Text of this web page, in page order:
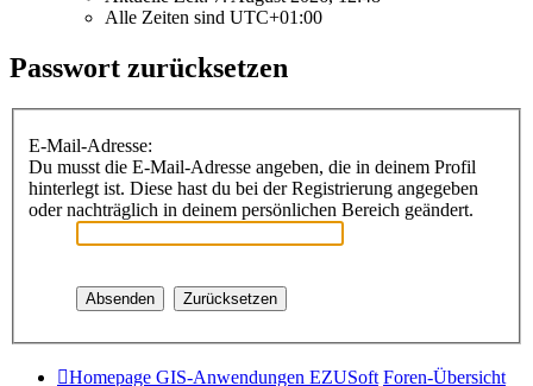
Alle Zeiten sind UTC+01:00
Passwort zurücksetzen
E-Mail-Adresse:
Du musst die E-Mail-Adresse angeben, die in deinem Profil
hinterlegt ist. Diese hast du bei der Registrierung angegeben
oder nachträglich in deinem persönlichen Bereich geändert.
Homepage GIS-Anwendungen EZUSoft Foren-Übersicht